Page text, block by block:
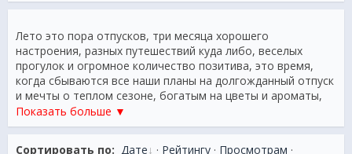
Лето это пора отпусков, три месяца хорошего
настроения, разных путешествий куда либо, веселых
прогулок и огромное количество позитива, это время,
когда сбываются все наши планы на долгожданный отпуск
и мечты о теплом сезоне, богатым на цветы и ароматы,
фрукты и овощи, свет и прохладу. Лето прекрасно и
быстротечно как полыхание алой вечерней зари, и так
Показать больше ▼
Сортировать по: Дате · Рейтингу · Просмотрам ·